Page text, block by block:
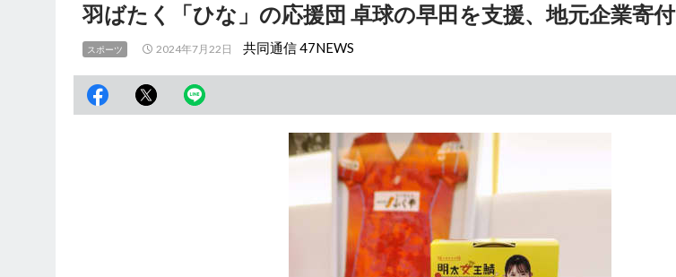
羽ばたく「ひな」の応援団 卓球の早田を支援、地元企業寄付
スポーツ 2024年7月22日 共同通信 47NEWS